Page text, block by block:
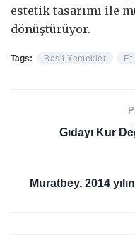
estetik tasarımı ile
dönüştürüyor.
Tags: Basit Yemekler Et
Gıdayı Kur
Muratbey, 2014